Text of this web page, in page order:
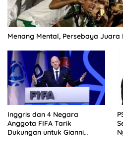
Menang Mental, Persebaya Juara
Inggris dan 4 Negara
Anggota FIFA Tarik
Dukungan untuk Gianni